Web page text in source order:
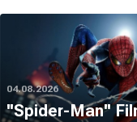
04.08.2026
''Spider-Man''